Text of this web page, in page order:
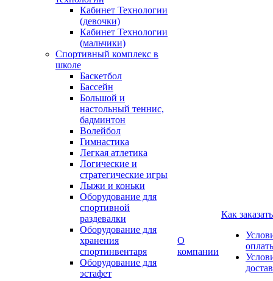
Кабинет Технологии
(девочки)
Кабинет Технологии
(мальчики)
Спортивный комплекс в
школе
Баскетбол
Бассейн
Большой и
настольный теннис,
бадминтон
Волейбол
Гимнастика
Легкая атлетика
Логические и
стратегические игры
Лыжи и коньки
Оборудование для
спортивной
раздевалки
Оборудование для
хранения
спортинвентаря
Оборудование для
эстафет
О
компании
Как